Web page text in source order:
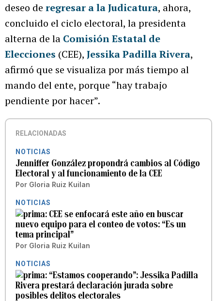
deseo de regresar a la Judicatura, ahora,
concluido el ciclo electoral, la presidenta
alterna de la Comisión Estatal de
Elecciones (CEE), Jessika Padilla Rivera,
afirmó que se visualiza por más tiempo al
mando del ente, porque “hay trabajo
pendiente por hacer”.
RELACIONADAS
NOTICIAS
Jenniffer González propondrá cambios al Código
Electoral y al funcionamiento de la CEE
Por Gloria Ruiz Kuilan
NOTICIAS
CEE se enfocará este año en buscar
nuevo equipo para el conteo de votos: “Es un
tema principal”
Por Gloria Ruiz Kuilan
NOTICIAS
“Estamos cooperando”: Jessika Padilla
Rivera prestará declaración jurada sobre
posibles delitos electorales